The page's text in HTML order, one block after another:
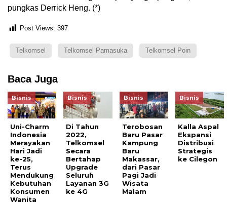
pungkas Derrick Heng. (*)
Post Views: 397
Telkomsel Telkomsel Pamasuka Telkomsel Poin
Baca Juga
Bisnis
Uni-Charm
Indonesia
Merayakan
Hari Jadi
ke-25,
Terus
Mendukung
Kebutuhan
Konsumen
Wanita
Bisnis
Di Tahun
2022,
Telkomsel
Secara
Bertahap
Upgrade
Seluruh
Layanan 3G
ke 4G
Bisnis
Terobosan
Baru Pasar
Kampung
Baru
Makassar,
dari Pasar
Pagi Jadi
Wisata
Malam
Bisnis
Kalla Aspal
Ekspansi
Distribusi
Strategis
ke Cilegon